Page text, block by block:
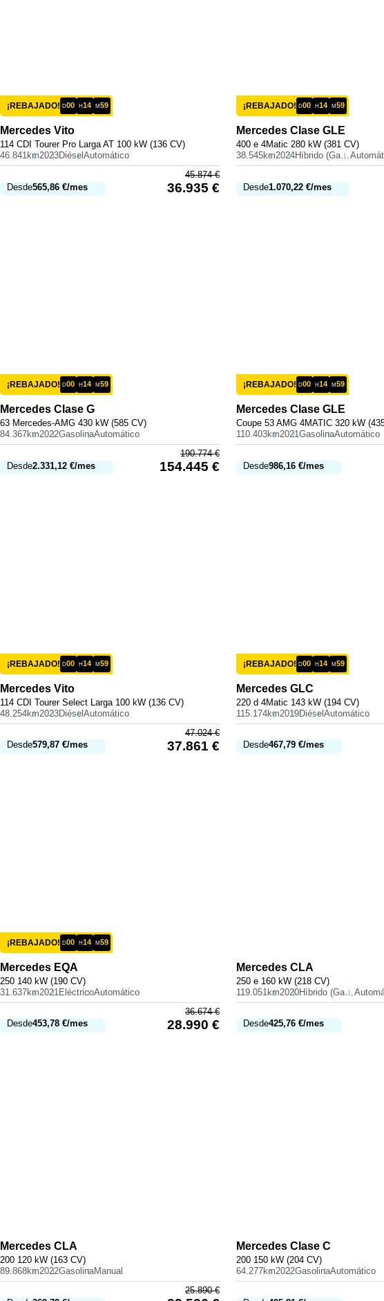
¡REBAJADO! D00 H14 M59
Mercedes Vito
114 CDI Tourer Pro Larga AT 100 kW (136 CV)
46.841km2023Diésel Automático
Desde565,86 €/mes
45.874€
36.935 €
¡REBAJADO! D00 H14 M59
Mercedes Clase GLE
400 e 4Matic 280 kW (381 CV)
38.545km2024 Híbrido (Gasolina)
Desde1.070,22 €/mes
¡REBAJADO! D00 H14 M59
Mercedes Clase G
63 Mercedes-AMG 430 kW (585 CV)
84.367km2022GasolinaAutomático
Desde2.331,12 €/mes
190.774€
154.445 €
¡REBAJADO! D00 H14 M59
Mercedes Clase GLE
Coupe 53 AMG 4MATIC 320 kW
110.403km2021GasolinaAutomático
Desde986,16 €/mes
¡REBAJADO! D00 H14 M59
Mercedes Vito
114 CDI Tourer Select Larga 100 kW (136 CV)
48.254km2023DiéselAutomático
Desde579,87 €/mes
47.024€
37.861 €
¡REBAJADO! D00 H14 M59
Mercedes GLC
220 d 4Matic 143 kW (194 CV)
115.174km2019DiéselAutomático
Desde467,79 €/mes
¡REBAJADO! D00 H14 M59
Mercedes EQA
250 140 kW (190 CV)
31.637km2021 EléctricoAutomático
Desde453,78 €/mes
36.674€
28.990 €
Mercedes CLA
250 e 160 kW (218 CV)
119.051km2020 Híbrido (Gasolina)
Desde425,76 €/mes
Mercedes CLA
200 120 kW (163 CV)
89.868km2022GasolinaManual
25.890€
Mercedes Clase C
200 150 kW (204 CV)
64.277km2022GasolinaAutomático